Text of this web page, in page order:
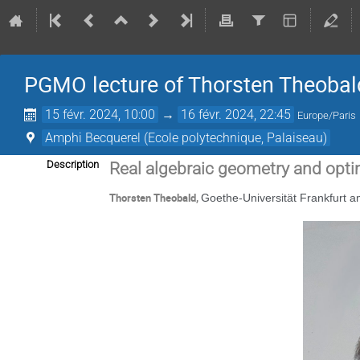
PGMO lecture of Thorsten
15 févr. 2024, 10:00 → 16 févr. 2024, 22:45 Europe/Paris
Amphi Becquerel (Ecole polytechnique, Palaiseau)
Description Real algebraic geometry and
Thorsten Theobald,Goethe-Universität Frankfurt